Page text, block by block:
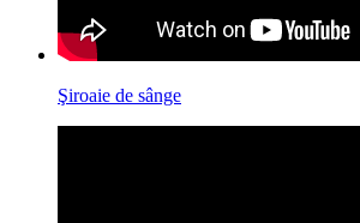
Şiroaie de sânge